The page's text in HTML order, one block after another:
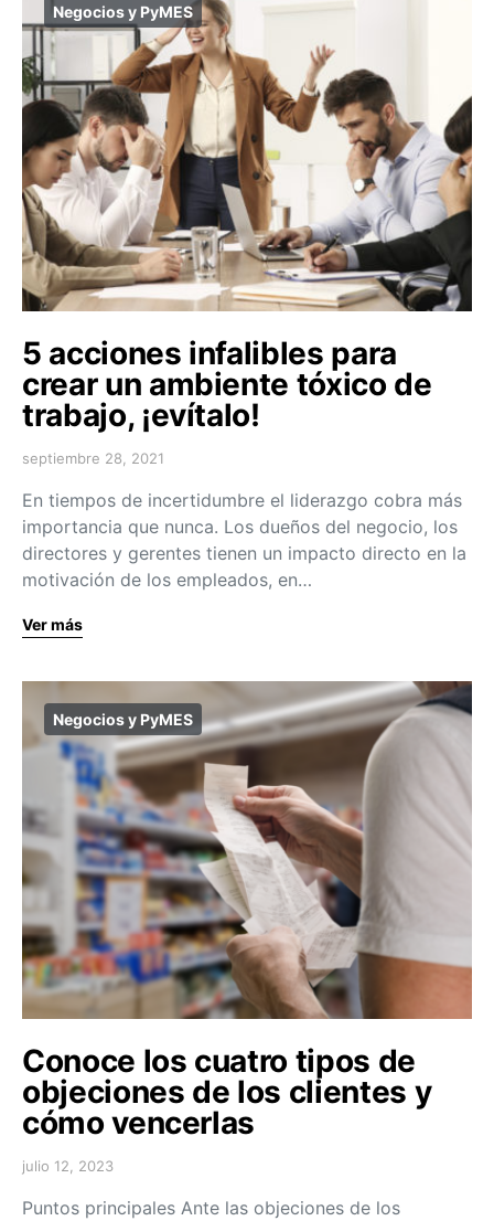
Negocios y PyMES
5 acciones infalibles para
crear un ambiente tóxico de
trabajo, ¡evítalo!
septiembre 28, 2021
En tiempos de incertidumbre el liderazgo cobra más
importancia que nunca. Los dueños del negocio, los
directores y gerentes tienen un impacto directo en la
motivación de los empleados, en…
Ver más
Negocios y PyMES
Conoce los cuatro tipos de
objeciones de los clientes y
cómo vencerlas
julio 12, 2023
Puntos principales Ante las objeciones de los